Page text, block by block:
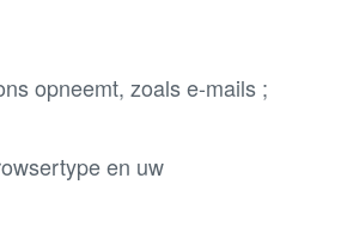
opneemt, zoals e-mails ;
en uw